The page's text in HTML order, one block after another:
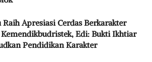
Raih Apresiasi Cerdas Berkarakter
Edi: Bukti Ikhtiar
Pendidikan Karakter